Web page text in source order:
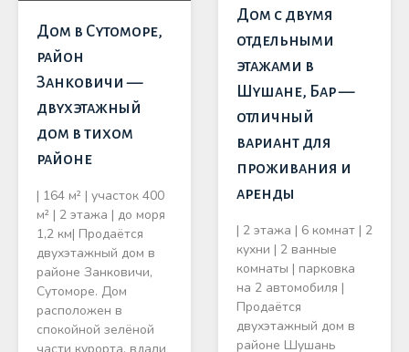
Дом в Сутоморе,
район
Занковичи —
двухэтажный
дом в тихом
районе
| 164 м² | участок 400
м² | 2 этажа | до моря
1,2 км| Продаётся
двухэтажный дом в
районе Занковичи,
Сутоморе. Дом
расположен в
спокойной зелёной
Дом с двумя
отдельными
этажами в
Шушане, Бар —
отличный
вариант для
проживания и
аренды
| 2 этажа | 6 комнат | 2
кухни | 2 ванные
комнаты | парковка
на 2 автомобиля |
Продаётся
двухэтажный дом в
районе Шушань